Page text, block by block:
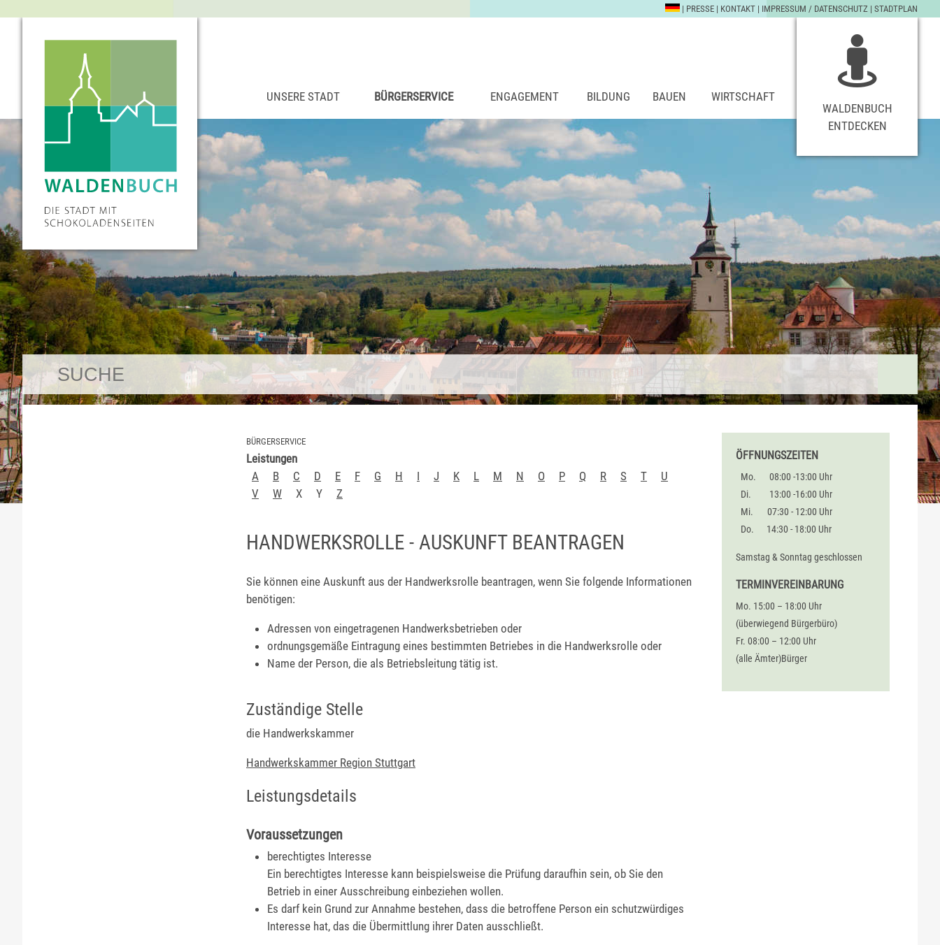
| PRESSE | KONTAKT | IMPRESSUM / DATENSCHUTZ | STADTPLAN
UNSERE STADT BÜRGERSERVICE ENGAGEMENT BILDUNG BAUEN
WIRTSCHAFT
WALDENBUCH
ENTDECKEN
BÜRGERSERVICE
Leistungen
A
B C D E F G H I J K L M N O P Q R S T
U
V
W X Y Z
HANDWERKSROLLE - AUSKUNFT BEANTRAGEN
Sie können eine Auskunft aus der Handwerksrolle beantragen, wenn Sie folgende Informationen
benötigen:
Adressen von eingetragenen Handwerksbetrieben oder
ordnungsgemäße Eintragung eines bestimmten Betriebes in die Handwerksrolle oder
Name der Person, die als Betriebsleitung tätig ist.
Zuständige Stelle
die Handwerkskammer
Handwerkskammer Region Stuttgart
Leistungsdetails
Voraussetzungen
berechtigtes Interesse
Ein berechtigtes Interesse kann beispielsweise die Prüfung daraufhin sein, ob Sie den
Betrieb in einer Ausschreibung einbeziehen wollen.
Es darf kein Grund zur Annahme bestehen, dass die betroffene Person ein schutzwürdiges
Interesse hat, das die Übermittlung ihrer Daten ausschließt.
ÖFFNUNGSZEITEN
Mo.
08:00 -13:00 Uhr
Di.
13:00 -16:00 Uhr
Mi.
07:30 - 12:00 Uhr
Do.
14:30 - 18:00 Uhr
Samstag & Sonntag geschlossen
TERMINVEREINBARUNG
Mo. 15:00 – 18:00 Uhr
(überwiegend Bürgerbüro)
Fr. 08:00 – 12:00 Uhr
(alle Ämter)Bürger